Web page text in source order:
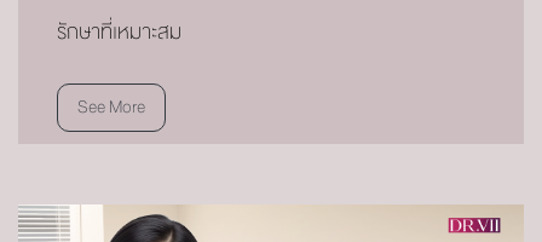
รักษาที่เหมาะสม
See More